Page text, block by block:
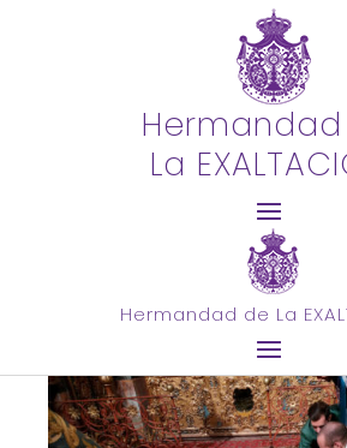
La
Hermandad de La
GALERÍAS
Conoce aquí nuestra
un amplio recorrido